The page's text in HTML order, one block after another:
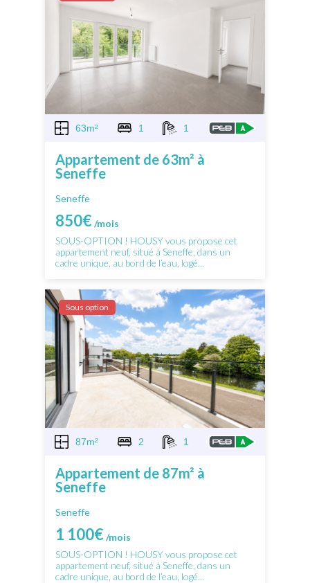
63m² 1 1
Appartement de 63m² à
Seneffe
Seneffe
850€/mois
SOUS-OPTION ! HOUSY vous propose cet
appartement neuf, situé à Seneffe, dans un
cadre unique, au bord de l’eau, logé...
Sous option
87m² 2 1
Appartement de 87m² à
Seneffe
Seneffe
1 100€/mois
SOUS-OPTION ! HOUSY vous propose cet
appartement neuf, situé à Seneffe, dans un
cadre unique, au bord de l’eau, logé...